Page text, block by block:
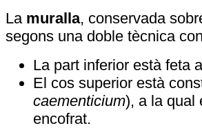
La muralla, conservada
segons una doble tècnica
La part inferior està feta
El cos superior està
caementicium), a la qual
encofrat.